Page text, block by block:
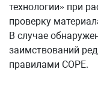
технологии» при
проверку
В случае
заимствований
правилами COPE.